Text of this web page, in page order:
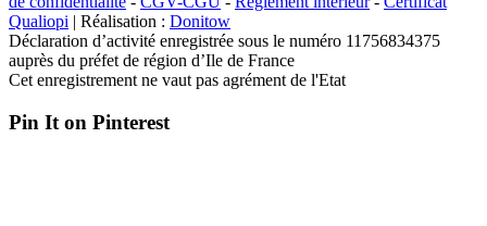
Qualiopi | Réalisation : Donitow
Déclaration d’activité enregistrée sous le numéro 11756834375
auprès du préfet de région d’Ile de France
Cet enregistrement ne vaut pas agrément de l'Etat
Pin It on Pinterest